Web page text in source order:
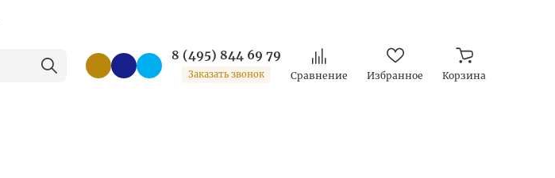
8 (495) 844 69 79
Заказать звонок Сравнение Избранное Корзина